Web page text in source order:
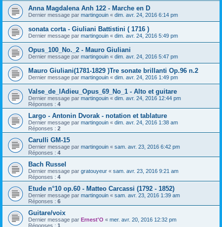
Anna Magdalena Anh 122 - Marche en D
Dernier message par martingouin « dim. avr. 24, 2016 6:14 pm
sonata corta - Giuliani Battistini ( 1716 )
Dernier message par martingouin « dim. avr. 24, 2016 5:49 pm
Opus_100_No._2 - Mauro Giuliani
Dernier message par martingouin « dim. avr. 24, 2016 5:47 pm
Mauro Giuliani(1781-1829 )Tre sonate brillanti Op.96 n.2
Dernier message par martingouin « dim. avr. 24, 2016 1:49 pm
Valse_de_lAdieu_Opus_69_No_1 - Alto et guitare
Dernier message par martingouin « dim. avr. 24, 2016 12:44 pm
Réponses : 4
Largo - Antonin Dvorak - notation et tablature
Dernier message par martingouin « dim. avr. 24, 2016 1:38 am
Réponses : 2
Carulli GM-15
Dernier message par martingouin « sam. avr. 23, 2016 6:42 pm
Réponses : 4
Bach Russel
Dernier message par gratouyeur « sam. avr. 23, 2016 9:21 am
Réponses : 4
Etude n°10 op.60 - Matteo Carcassi (1792 - 1852)
Dernier message par martingouin « sam. avr. 23, 2016 1:39 am
Réponses : 6
Guitare/voix
Dernier message par Ernest'O « mer. avr. 20, 2016 12:32 pm
Réponses : 1